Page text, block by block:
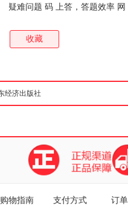
疑难问题 码 上答，答题效率 网
收藏
购物指南 支付方式 订